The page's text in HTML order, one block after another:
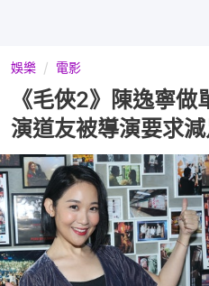
娛樂 電影
《毛俠2》陳逸寧
演道友被導演要求